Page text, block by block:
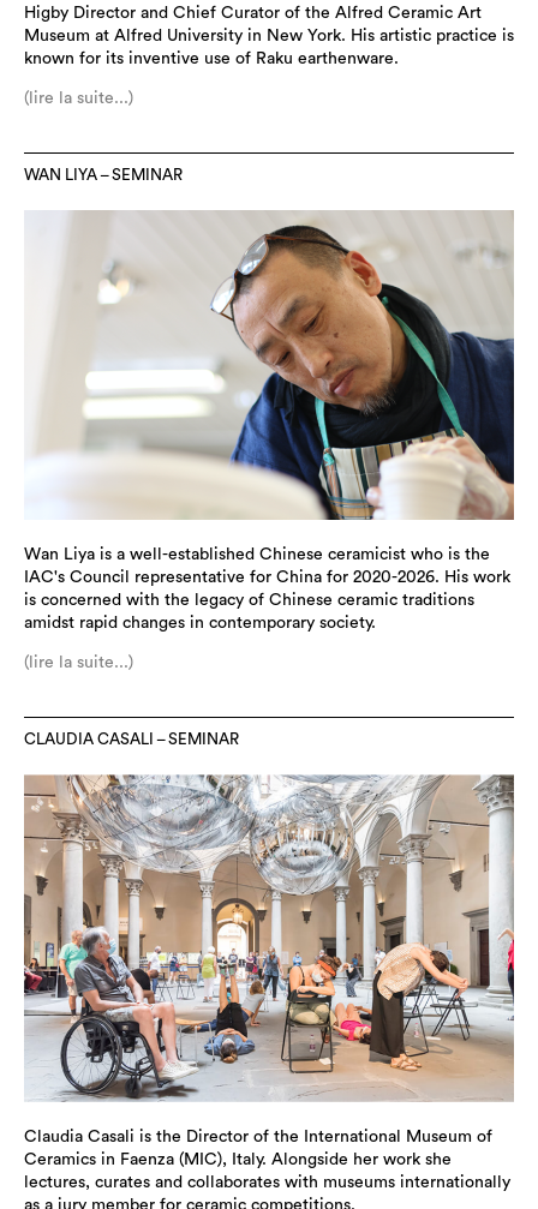
Higby Director and Chief Curator of the Alfred Ceramic Art
Museum at Alfred University in New York. His artistic practice is
known for its inventive use of Raku earthenware.
(lire la suite...)
WAN LIYA – SEMINAR
Wan Liya is a well-established Chinese ceramicist who is the
IAC's Council representative for China for 2020-2026. His work
is concerned with the legacy of Chinese ceramic traditions
amidst rapid changes in contemporary society.
(lire la suite...)
CLAUDIA CASALI – SEMINAR
Claudia Casali is the Director of the International Museum of
Ceramics in Faenza (MIC), Italy. Alongside her work she
lectures, curates and collaborates with museums internationally